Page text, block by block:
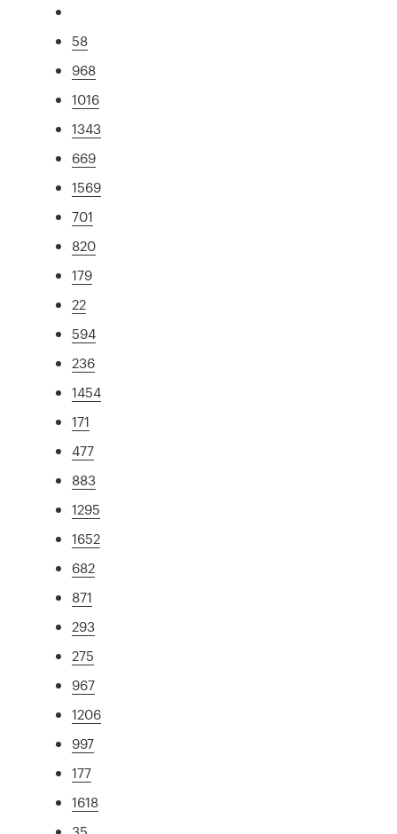
58
968
1016
1343
669
1569
701
820
179
22
594
236
1454
171
477
883
1295
1652
682
871
293
275
967
1206
997
177
1618